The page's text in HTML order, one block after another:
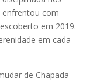
com
em 2019.
em cada
de Chapada